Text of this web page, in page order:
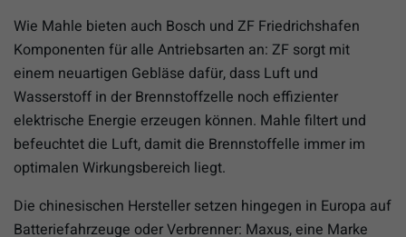
Wie Mahle bieten auch Bosch und ZF Friedrichshafen
Komponenten für alle Antriebsarten an: ZF sorgt mit
einem neuartigen Gebläse dafür, dass Luft und
Wasserstoff in der Brennstoffzelle noch effizienter
elektrische Energie erzeugen können. Mahle filtert und
befeuchtet die Luft, damit die Brennstoffelle immer im
optimalen Wirkungsbereich liegt.
Die chinesischen Hersteller setzen hingegen in Europa auf
Batteriefahrzeuge oder Verbrenner: Maxus, eine Marke